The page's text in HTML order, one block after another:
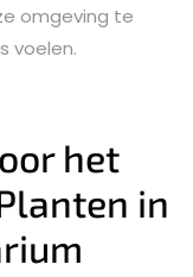
omgeving te
voelen.
het
in